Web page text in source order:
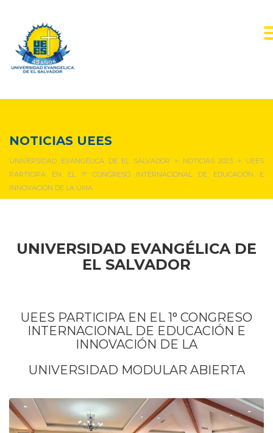
NOTICIAS UEES
UNIVERSIDAD EVANGÉLICA DE EL SALVADOR > NOTICIAS 2023 > UEES
PARTICIPA EN EL 1° CONGRESO INTERNACIONAL DE EDUCACIÓN E
INNOVACIÓN DE LA UMA
UNIVERSIDAD EVANGÉLICA DE
EL SALVADOR
UEES PARTICIPA EN EL 1° CONGRESO
INTERNACIONAL DE EDUCACIÓN E
INNOVACIÓN DE LA
UNIVERSIDAD MODULAR ABIERTA